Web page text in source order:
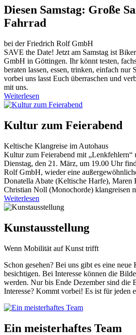
Diesen Samstag: Große
Fahrrad
bei der Friedrich Rolf GmbH
SAVE the Date! Jetzt am Samstag ist
GmbH in Göttingen. Ihr könnt testen,
beraten lassen, essen, trinken, einfach nur
vorbei uns lasst Euch überraschen und
mit uns.
Weiterlesen
Kultur zum Feierabend
Keltische Klangreise im Autohaus
Kultur zum Feierabend mit „Lenkfehlern“
Dienstag, den 21. März, um 19.00 Uhr
Rolf GmbH, wieder eine
Donatella Abate (Keltische Harfe), Maren
Christian Noll (Monochorde) klangreisen
Weiterlesen
Kunstausstellung
Wenn Mobilität auf Kunst trifft
Schon gesehen? Bei uns gibt es eine neue
besichtigen. Bei Interesse können die
werden. Nur bis Ende Dezember sind die
Interesse? Kommt vorbei! Es ist für jeden
Ein meisterhaftes Team